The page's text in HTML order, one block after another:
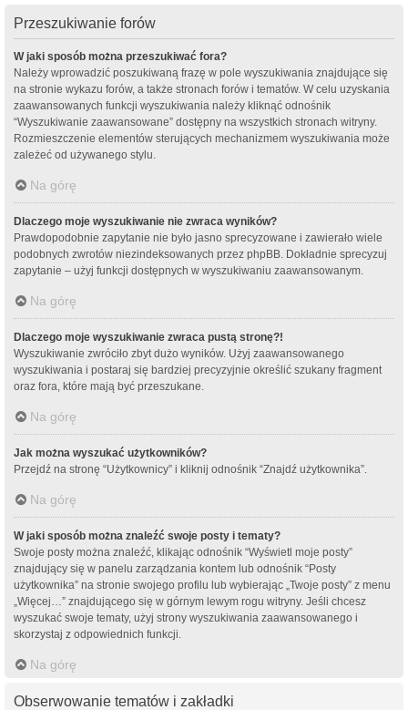
Przeszukiwanie forów
W jaki sposób można przeszukiwać fora?
Należy wprowadzić poszukiwaną frazę w pole wyszukiwania znajdujące się
na stronie wykazu forów, a także stronach forów i tematów. W celu uzyskania
zaawansowanych funkcji wyszukiwania należy kliknąć odnośnik
“Wyszukiwanie zaawansowane” dostępny na wszystkich stronach witryny.
Rozmieszczenie elementów sterujących mechanizmem wyszukiwania może
zależeć od używanego stylu.
Na górę
Dlaczego moje wyszukiwanie nie zwraca wyników?
Prawdopodobnie zapytanie nie było jasno sprecyzowane i zawierało wiele
podobnych zwrotów niezindeksowanych przez phpBB. Dokładnie sprecyzuj
zapytanie – użyj funkcji dostępnych w wyszukiwaniu zaawansowanym.
Na górę
Dlaczego moje wyszukiwanie zwraca pustą stronę?!
Wyszukiwanie zwróciło zbyt dużo wyników. Użyj zaawansowanego
wyszukiwania i postaraj się bardziej precyzyjnie określić szukany fragment
oraz fora, które mają być przeszukane.
Na górę
Jak można wyszukać użytkowników?
Przejdź na stronę “Użytkownicy” i kliknij odnośnik “Znajdź użytkownika”.
Na górę
W jaki sposób można znaleźć swoje posty i tematy?
Swoje posty można znaleźć, klikając odnośnik “Wyświetl moje posty”
znajdujący się w panelu zarządzania kontem lub odnośnik “Posty
użytkownika” na stronie swojego profilu lub wybierając „Twoje posty” z menu
„Więcej…” znajdującego się w górnym lewym rogu witryny. Jeśli chcesz
wyszukać swoje tematy, użyj strony wyszukiwania zaawansowanego i
skorzystaj z odpowiednich funkcji.
Na górę
Obserwowanie tematów i zakładki